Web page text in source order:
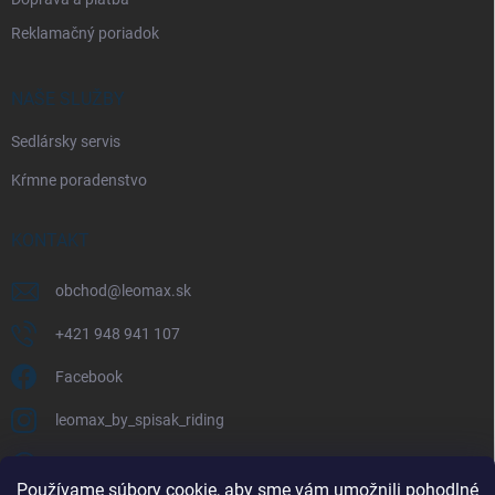
Používame súbory cookie, aby sme vám umožnili pohodlné
Reklamačný poriadok
NAŠE SLUŽBY
Sedlársky servis
Kŕmne poradenstvo
KONTAKT
obchod@ leomax.sk
+421 948 941 107
Facebook
leomax_by_spisak_riding